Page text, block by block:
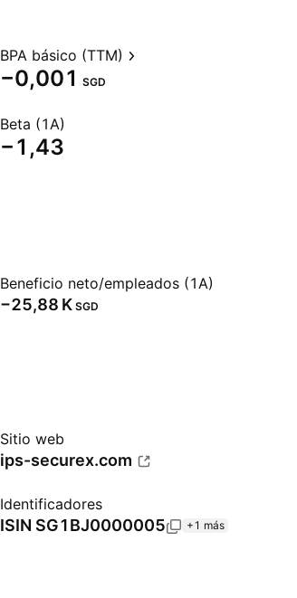
BPA básico (TTM)
−0,001 SGD
Beta (1A)
−1,43
Beneficio neto/empleados (1A)
‪−25,88 K‬ SGD
Sitio web
ips-securex.com
Identificadores
ISIN SG1BJ0000005 +1 más